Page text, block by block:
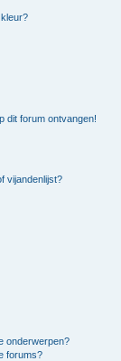
dit forum ontvangen!
vijandenlijst?
onderwerpen?
forums?